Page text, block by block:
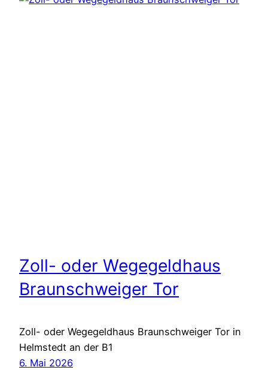
Zoll- oder Wegegeldhaus
Braunschweiger Tor
Zoll- oder Wegegeldhaus Braunschweiger Tor in
Helmstedt an der B1
6. Mai 2026